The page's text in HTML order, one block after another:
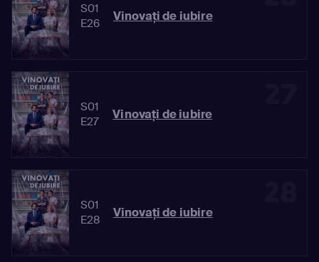
S01
E26
Vinovaţi de iubire
S01
E27
Vinovaţi de iubire
S01
E28
Vinovaţi de iubire